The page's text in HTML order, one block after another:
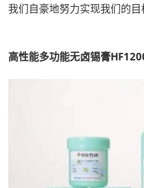
我们自豪地努力实现我们的目
高性能多功能无卤锡膏